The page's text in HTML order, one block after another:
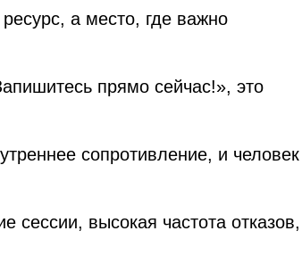
а место, где важно
прямо сейчас!», это
сопротивление, и человек
сессии, высокая частота отказов,